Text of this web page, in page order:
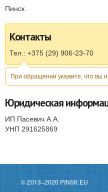
Пинск
Контакты
Тел.: +375 (29) 906-23-70
При обращении укажите, что вы
Юридическая
ИП Пасевич А.А.
УНП 291625869
© 2013−2020 PINSK.EU